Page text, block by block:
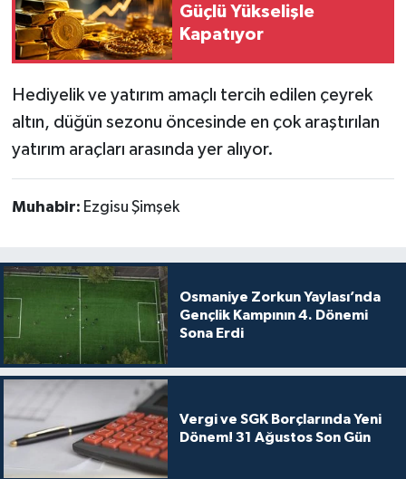
Güçlü Yükselişle
Kapatıyor
Hediyelik ve yatırım amaçlı tercih edilen çeyrek
altın, düğün sezonu öncesinde en çok araştırılan
yatırım araçları arasında yer alıyor.
Muhabir: Ezgisu Şimşek
Osmaniye Zorkun Yaylası’nda
Gençlik Kampının 4. Dönemi
Sona Erdi
Vergi ve SGK Borçlarında Yeni
Dönem! 31 Ağustos Son Gün